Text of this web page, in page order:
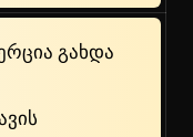
გახდა